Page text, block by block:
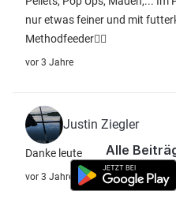
nur etwas feiner und mit
Methodfeeder👍🏼
vor 3 Jahre
Justin Ziegler
Danke leute
vor 3 Jahre
Alle